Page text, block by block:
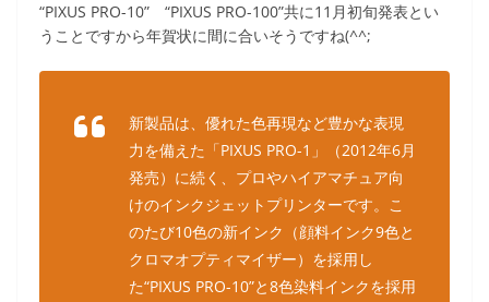
“PIXUS PRO-10” “PIXUS PRO-100”共に11月初旬発表とい
うことですから年賀状に間に合いそうですね(^^;
新製品は、優れた色再現など豊かな表現
力を備えた「PIXUS PRO-1」（2012年6月
発売）に続く、プロやハイアマチュア向
けのインクジェットプリンターです。こ
のたび10色の新インク（顔料インク9色と
クロマオプティマイザー）を採用し
た“PIXUS PRO-10”と8色染料インクを採用